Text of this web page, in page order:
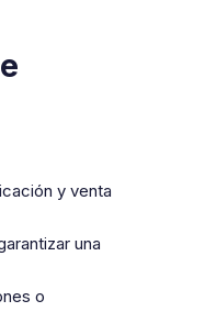
y venta
una
o